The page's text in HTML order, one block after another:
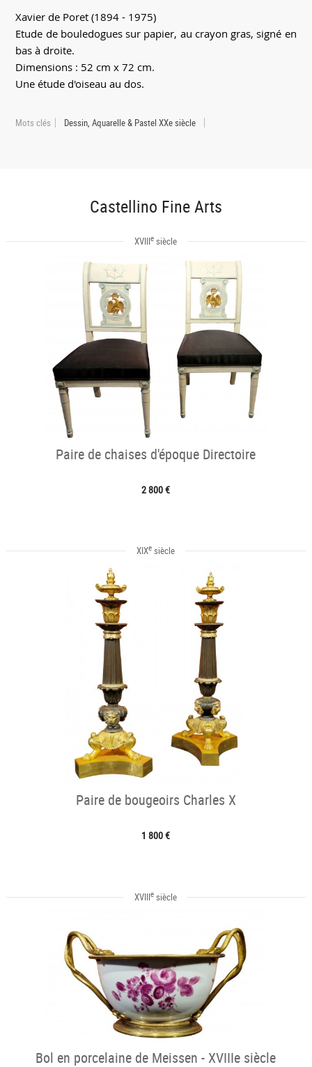
Xavier de Poret (1894 - 1975)
Etude de bouledogues sur papier, au crayon gras, signé en
bas à droite.
Dimensions : 52 cm x 72 cm.
Une étude d'oiseau au dos.
Mots clés Dessin, Aquarelle & Pastel XXe siècle
Castellino Fine Arts
XVIIIe siècle
Paire de chaises d'époque Directoire
2 800 €
XIXe siècle
Paire de bougeoirs Charles X
1 800 €
XVIIIe siècle
Bol en porcelaine de Meissen - XVIIIe siècle